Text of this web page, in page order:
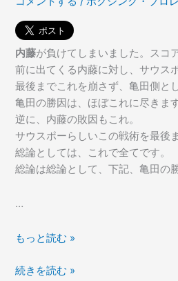
内藤が負けてしまいました。スコ
前に出てくる内藤に対し、サウス
最後までこれを崩さず、亀田側と
亀田の勝因は、ほぼこれに尽きます
逆に、内藤の敗因もこれ。
サウスポーらしいこの戦術を最後
総論としては、これで全てです。
総論は総論として、下記、亀田の
…
お
ら
もっと読む »
お
続きを読む »